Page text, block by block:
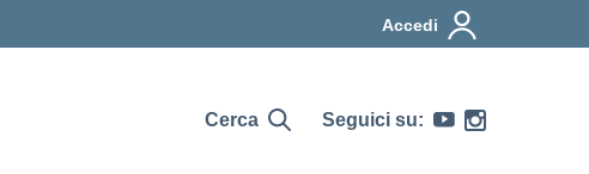
Accedi
Cerca Seguici su: